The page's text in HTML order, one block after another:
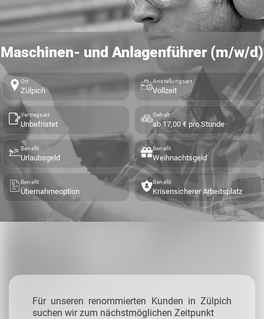
Maschinen- und Anlagenführer (m/w/d)
Ort
Zülpich
Anstellungsart
Vollzeit
Vertragsart
Unbefristet
Gehalt
ab 17,00 € pro Stunde
Benefit
Urlaubsgeld
Benefit
Weihnachtsgeld
Benefit
Übernahmeoption
Benefit
Krisensicherer Arbeitsplatz
Für unseren renommierten Kunden in Zülpich
suchen wir zum nächstmöglichen Zeitpunkt